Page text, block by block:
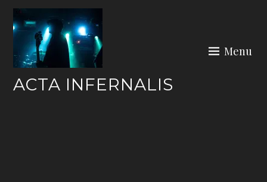
Skip
content
ACTA INFERNALIS
Menu